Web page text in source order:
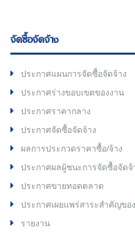
จัดซื้อจัดจ้าง
ประกาศแผนการจัดซื้อจัดจ้าง
ประกาศร่างขอบเขตของงาน
ประกาศราคากลาง
ประกาศจัดซื้อจัดจ้าง
ผลการประกวดราคาซื้อ/จ้าง
ประกาศผลผู้ชนะการจัดซื้อจัดจ้
ประกาศขายทอดตลาด
ประกาศเผยแพร่สาระสำคัญข
รายงาน